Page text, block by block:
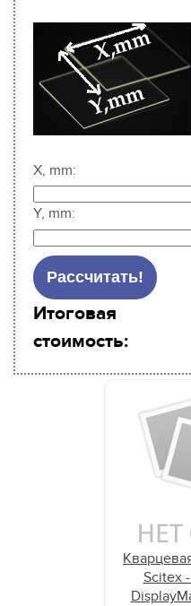
X, mm:
Y, mm:
Итоговая
стоимость:
Scitex